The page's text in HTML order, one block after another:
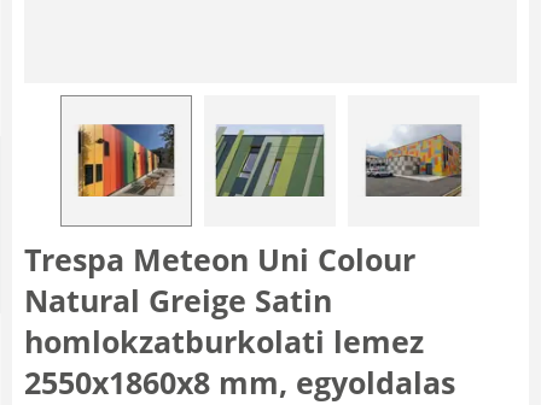
Trespa Meteon Uni Colour
Natural Greige Satin
homlokzatburkolati lemez
2550x1860x8 mm, egyoldalas